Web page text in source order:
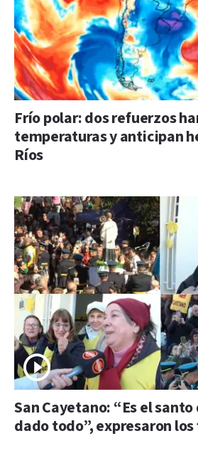
Frío polar: dos refuerzos
temperaturas y anticipan
Ríos
San Cayetano: “Es el santo
dado todo”, expresaron